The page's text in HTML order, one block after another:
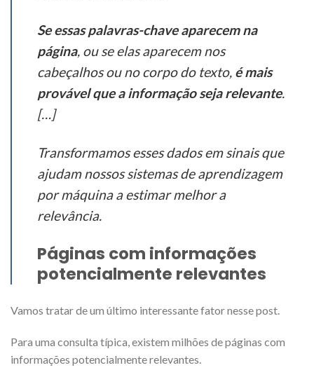
Se essas palavras-chave aparecem na
página, ou se elas aparecem nos
cabeçalhos ou no corpo do texto, é mais
provável que a informação seja relevante.
[…]
Transformamos esses dados em sinais que
ajudam nossos sistemas de aprendizagem
por máquina a estimar melhor a
relevância.
Páginas com informações
potencialmente relevantes
Vamos tratar de um último interessante fator nesse post.
Para uma consulta típica, existem milhões de páginas com
informações potencialmente relevantes.